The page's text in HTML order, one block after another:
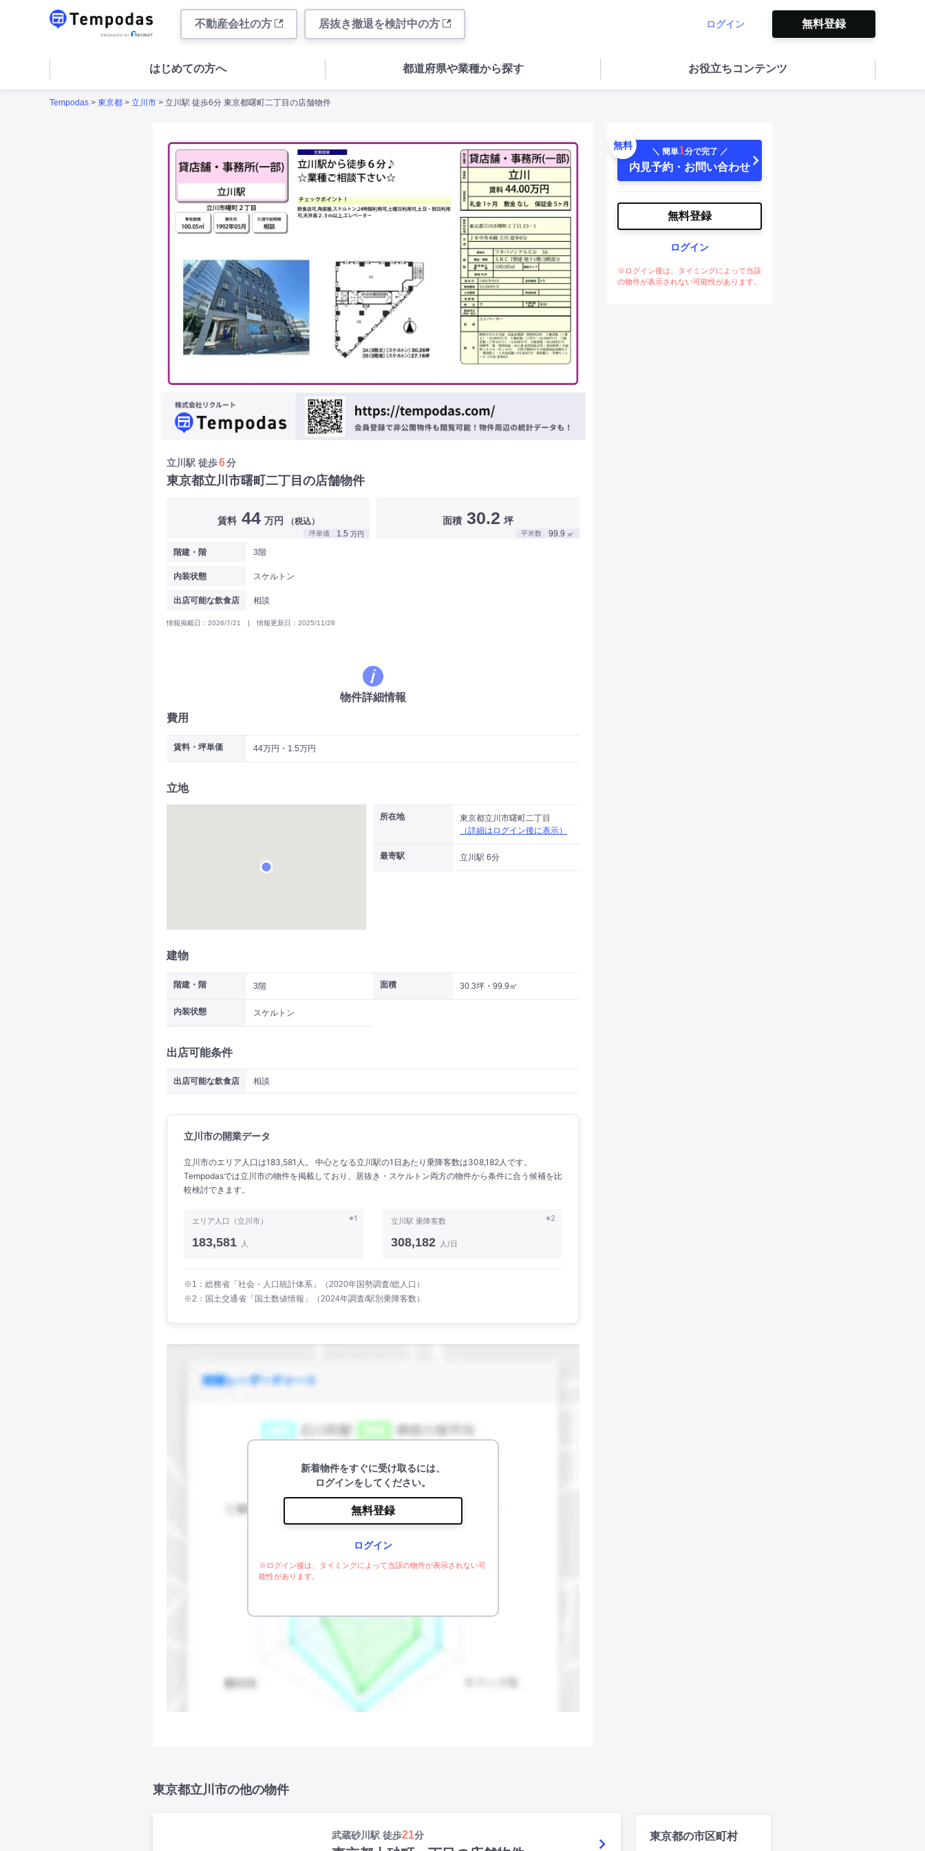
不動産会社の方 居抜き撤退を検討中の方 ログイン 無料登録
はじめての方へ 都道府県や業種から探す お役立ちコンテンツ
Tempodas > 東京都 > 立川市 > 立川駅 徒歩6分 東京都曙町二丁目の店舗物件
立川駅 徒歩6分
東京都立川市曙町二丁目の店舗物件
賃料 44 万円 （税込）
坪単価 1.5 万円
面積 30.2 坪
平米数 99.9 ㎡
階建・階 3階
内装状態 スケルトン
出店可能な飲食店 相談
情報掲載日：2026/7/21 | 情報更新日：2025/11/28
物件詳細情報
費用
賃料・坪単価 44万円・1.5万円
立地
所在地
東京都立川市曙町二丁目
（詳細はログイン後に表示）
最寄駅 立川駅 6分
建物
階建・階 3階 面積 30.3坪・99.9㎡
内装状態 スケルトン
出店可能条件
出店可能な飲食店 相談
立川市の開業データ
立川市のエリア人口は183,581人。 中心となる立川駅の1日あたり乗降客数は308,182人です。
Tempodasでは立川市の物件を掲載しており、居抜き・スケルトン両方の物件から条件に合う候補を比
較検討できます。
※1
エリア人口（立川市）
183,581 人
※2
立川駅 乗降客数
308,182 人/日
※1：総務省「社会・人口統計体系」（2020年国勢調査/総人口）
※2：国土交通省「国土数値情報」（2024年調査/駅別乗降客数）
新着物件をすぐに受け取るには、
ログインをしてください。
無料登録
ログイン
※ログイン後は、タイミングによって当該の物件が表示されない可
能性があります。
無料
＼ 簡単1分で完了 ／
内見予約・お問い合わせ
無料登録
ログイン
※ログイン後は、タイミングによって当該
の物件が表示されない可能性があります。
東京都立川市の他の物件
武蔵砂川駅 徒歩21分 東京都の市区町村